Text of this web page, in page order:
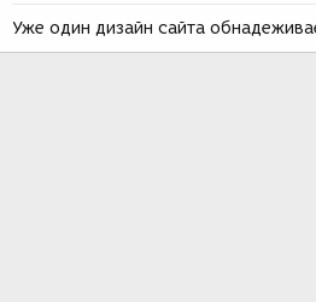
Уже один дизайн сайта